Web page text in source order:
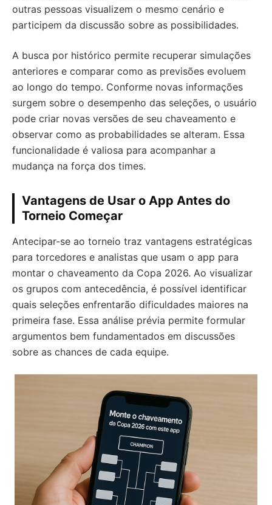
outras pessoas visualizem o mesmo cenário e
participem da discussão sobre as possibilidades.
A busca por histórico permite recuperar simulações
anteriores e comparar como as previsões evoluem
ao longo do tempo. Conforme novas informações
surgem sobre o desempenho das seleções, o usuário
pode criar novas versões de seu chaveamento e
observar como as probabilidades se alteram. Essa
funcionalidade é valiosa para acompanhar a
mudança na força dos times.
Vantagens de Usar o App Antes do
Torneio Começar
Antecipar-se ao torneio traz vantagens estratégicas
para torcedores e analistas que usam o app para
montar o chaveamento da Copa 2026. Ao visualizar
os grupos com antecedência, é possível identificar
quais seleções enfrentarão dificuldades maiores na
primeira fase. Essa análise prévia permite formular
argumentos bem fundamentados em discussões
sobre as chances de cada equipe.